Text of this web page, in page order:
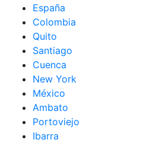
España
Colombia
Quito
Santiago
Cuenca
New York
México
Ambato
Portoviejo
Ibarra